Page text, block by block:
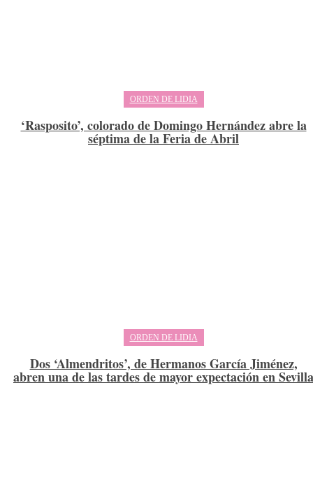
ORDEN DE LIDIA
‘Rasposito’, colorado de Domingo Hernández abre la
séptima de la Feria de Abril
ORDEN DE LIDIA
Dos ‘Almendritos’, de Hermanos García Jiménez,
abren una de las tardes de mayor expectación en Sevilla